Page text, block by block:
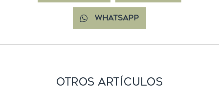
WhatsApp
Otros Artículos